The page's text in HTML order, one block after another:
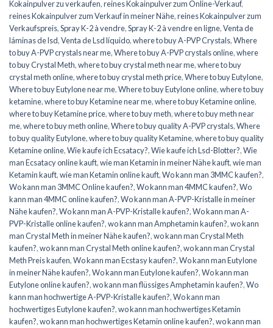
Kokainpulver zu verkaufen,reines Kokainpulver zum Online-Verkauf,
reines Kokainpulver zum Verkauf in meiner Nähe,reines Kokainpulver zum
Verkaufspreis,Spray K-2 à vendre,Spray K-2 à vendre en ligne,Venta de
láminas de lsd,Venta de Lsd líquido,where to buy A-PVP Crystals,Where
to buy A-PVP crystals near me,Where to buy A-PVP crystals online,where
to buy Crystal Meth,where to buy crystal meth near me,where to buy
crystal meth online,where to buy crystal meth price,Where to buy Eutylone,
Where to buy Eutylone near me,Where to buy Eutylone online,where to buy
ketamine,where to buy Ketamine near me,where to buy Ketamine online,
where to buy Ketamine price,where to buy meth,where to buy meth near
me,where to buy meth online,Where to buy quality A-PVP crystals,Where
to buy quality Eutylone,where to buy quality Ketamine,where to buy quality
Ketamine online,Wie kaufe ich Ecsatacy?,Wie kaufe ich Lsd-Blotter?,Wie
man Ecsatacy online kauft,wie man Ketamin in meiner Nähe kauft,wie man
Ketamin kauft,wie man Ketamin online kauft,Wo kann man 3MMC kaufen?,
Wo kann man 3MMC Online kaufen?,Wo kann man 4MMC kaufen?,Wo
kann man 4MMC online kaufen?,Wo kann man A-PVP-Kristalle in meiner
Nähe kaufen?,Wo kann man A-PVP-Kristalle kaufen?,Wo kann man A-
PVP-Kristalle online kaufen?,wo kann man Amphetamin kaufen?,wo kann
man Crystal Meth in meiner Nähe kaufen?,wo kann man Crystal Meth
kaufen?,wo kann man Crystal Meth online kaufen?,wo kann man Crystal
Meth Preis kaufen,Wo kann man Ecstasy kaufen?,Wo kann man Eutylone
in meiner Nähe kaufen?,Wo kann man Eutylone kaufen?,Wo kann man
Eutylone online kaufen?,wo kann man flüssiges Amphetamin kaufen?,Wo
kann man hochwertige A-PVP-Kristalle kaufen?,Wo kann man
hochwertiges Eutylone kaufen?,wo kann man hochwertiges Ketamin
kaufen?,wo kann man hochwertiges Ketamin online kaufen?,wo kann man